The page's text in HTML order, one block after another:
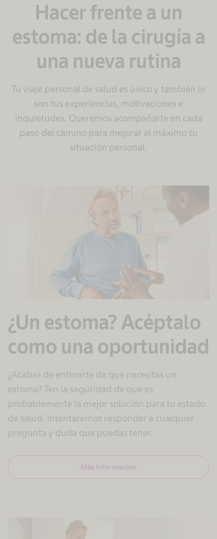
Hacer frente a un
estoma: de la cirugía a
una nueva rutina
Tu viaje personal de salud es único y también lo
son tus experiencias, motivaciones e
inquietudes. Queremos acompañarte en cada
paso del camino para mejorar al máximo tu
situación personal.
¿Un estoma? Acéptalo
como una oportunidad
¿Acabas de enterarte de que necesitas un
estoma? Ten la seguridad de que es
probablemente la mejor solución para tu estado
de salud. Intentaremos responder a cualquier
pregunta y duda que puedas tener.
Más información